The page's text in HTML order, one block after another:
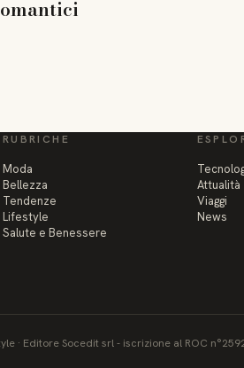
RUBRICHE
Moda
Bellezza
Tendenze
Lifestyle
Salute e Benessere
Attualità
Viaggi
News
· Editore Socedit srl - iscrizione al ROC